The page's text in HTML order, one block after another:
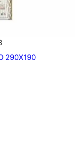
290X190